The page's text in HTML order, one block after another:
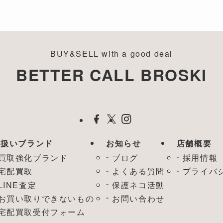
BUY&SELL with a good deal
BETTER CALL BROSKI
いブランド
取強化ブランド
配買取
査定
買い取りできないもの
配買取受付フォーム
お知らせ
ブログ
よくある質問
保護ネコ活動
お問い合わせ
店舗概要
採用情報
プライバ